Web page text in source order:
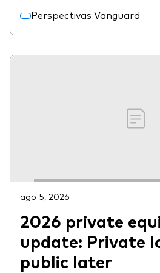
Perspectivas Vanguard
ago 5, 2026
2026 private
update: Private
public later